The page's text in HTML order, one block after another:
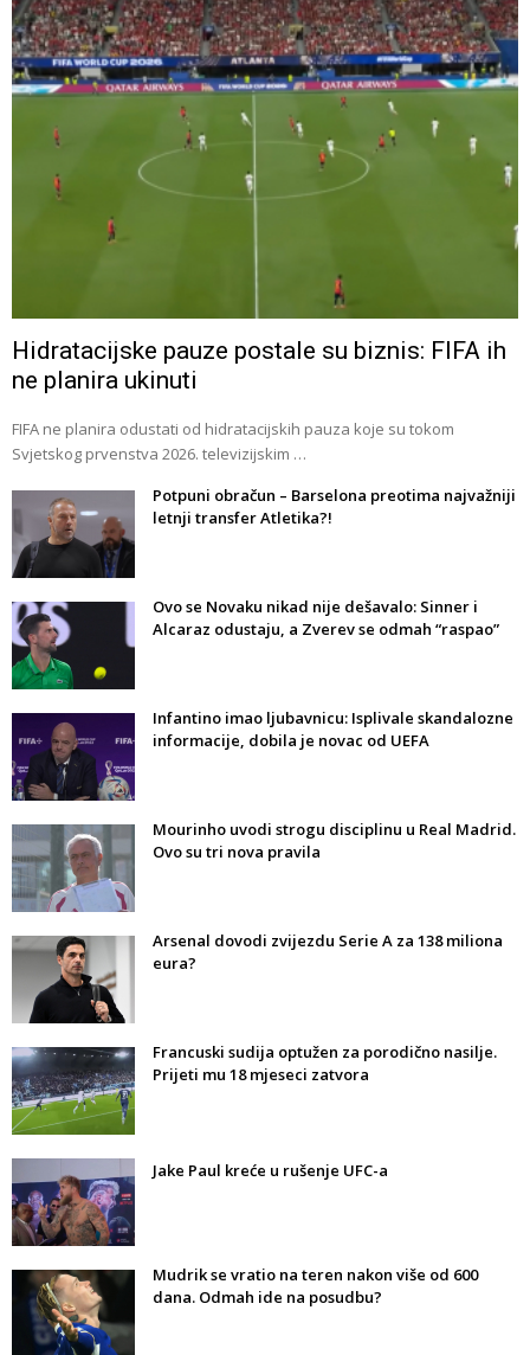
Hidratacijske pauze postale su biznis: FIFA ih
ne planira ukinuti
FIFA ne planira odustati od hidratacijskih pauza koje su tokom
Svjetskog prvenstva 2026. televizijskim …
Potpuni obračun – Barselona preotima najvažniji
letnji transfer Atletika?!
Ovo se Novaku nikad nije dešavalo: Sinner i
Alcaraz odustaju, a Zverev se odmah “raspao”
Infantino imao ljubavnicu: Isplivale skandalozne
informacije, dobila je novac od UEFA
Mourinho uvodi strogu disciplinu u Real Madrid.
Ovo su tri nova pravila
Arsenal dovodi zvijezdu Serie A za 138 miliona
eura?
Francuski sudija optužen za porodično nasilje.
Prijeti mu 18 mjeseci zatvora
Jake Paul kreće u rušenje UFC-a
Mudrik se vratio na teren nakon više od 600
dana. Odmah ide na posudbu?